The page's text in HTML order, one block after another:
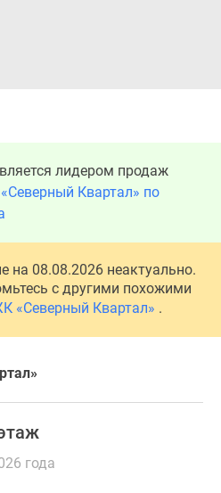
лидером продаж
Квартал» по
на 08.08.2026 неактуально.
с другими похожими
«Северный Квартал» .
года